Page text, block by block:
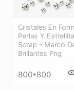
Cristales En
Perlas Y
Scrap - Marco
Brillantes Png
800*800